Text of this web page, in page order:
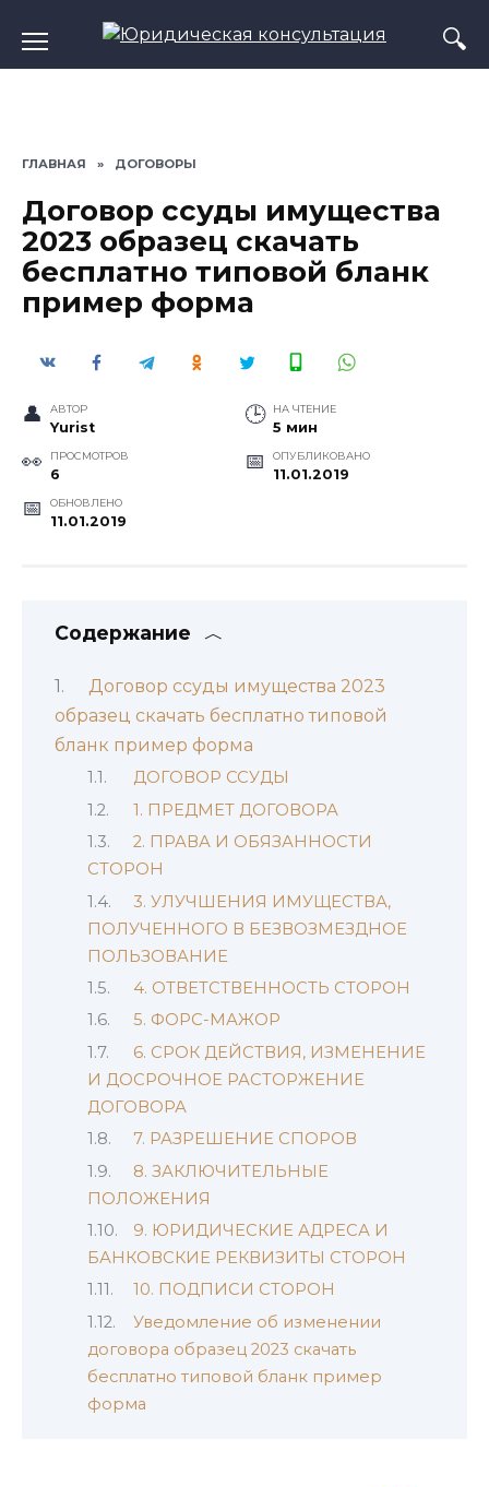
содержанию
ГЛАВНАЯ » ДОГОВОРЫ
Договор ссуды имущества
2023 образец скачать
бесплатно типовой бланк
пример форма
АВТОР
Yurist
НА ЧТЕНИЕ
5 мин
ПРОСМОТРОВ
6
ОПУБЛИКОВАНО
11.01.2019
ОБНОВЛЕНО
11.01.2019
Содержание
Договор ссуды имущества 2023
образец скачать бесплатно типовой
бланк пример форма
ДОГОВОР ССУДЫ
1. ПРЕДМЕТ ДОГОВОРА
2. ПРАВА И ОБЯЗАННОСТИ
СТОРОН
3. УЛУЧШЕНИЯ ИМУЩЕСТВА,
ПОЛУЧЕННОГО В БЕЗВОЗМЕЗДНОЕ
ПОЛЬЗОВАНИЕ
4. ОТВЕТСТВЕННОСТЬ СТОРОН
5. ФОРС-МАЖОР
6. СРОК ДЕЙСТВИЯ, ИЗМЕНЕНИЕ
И ДОСРОЧНОЕ РАСТОРЖЕНИЕ
ДОГОВОРА
7. РАЗРЕШЕНИЕ СПОРОВ
8. ЗАКЛЮЧИТЕЛЬНЫЕ
ПОЛОЖЕНИЯ
9. ЮРИДИЧЕСКИЕ АДРЕСА И
БАНКОВСКИЕ РЕКВИЗИТЫ СТОРОН
10. ПОДПИСИ СТОРОН
Уведомление об изменении
договора образец 2023 скачать
бесплатно типовой бланк пример
форма